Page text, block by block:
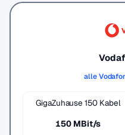
alle
GigaZuhause 150 Kabel
150 MBit/s